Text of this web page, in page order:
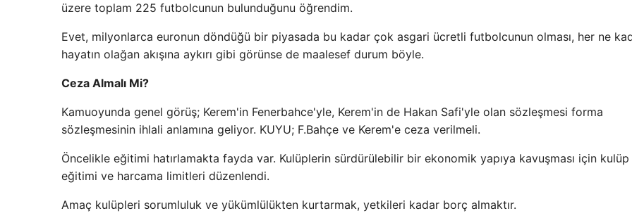
üzere toplam 225 futbolcunun bulunduğunu öğrendim.
Evet, milyonlarca euronun döndüğü bir piyasada bu kadar çok asgari ücretli futbolcunun olması, her ne
hayatın olağan akışına aykırı gibi görünse de maalesef durum böyle.
Ceza Almalı Mi?
Kamuoyunda genel görüş; Kerem'in Fenerbahce'yle, Kerem'in de Hakan Safi'yle olan sözleşmesi forma
sözleşmesinin ihlali anlamına geliyor. KUYU; F.Bahçe ve Kerem'e ceza verilmeli.
Öncelikle eğitimi hatırlamakta fayda var. Kulüplerin sürdürülebilir bir ekonomik yapıya kavuşması için kulüp
eğitimi ve harcama limitleri düzenlendi.
Amaç kulüpleri sorumluluk ve yükümlülükten kurtarmak, yetkileri kadar borç almaktır.